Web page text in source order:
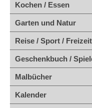
Kochen / Essen
Garten und Natur
Reise / Sport / Freizeit
Geschenkbuch /
Malbücher
Kalender